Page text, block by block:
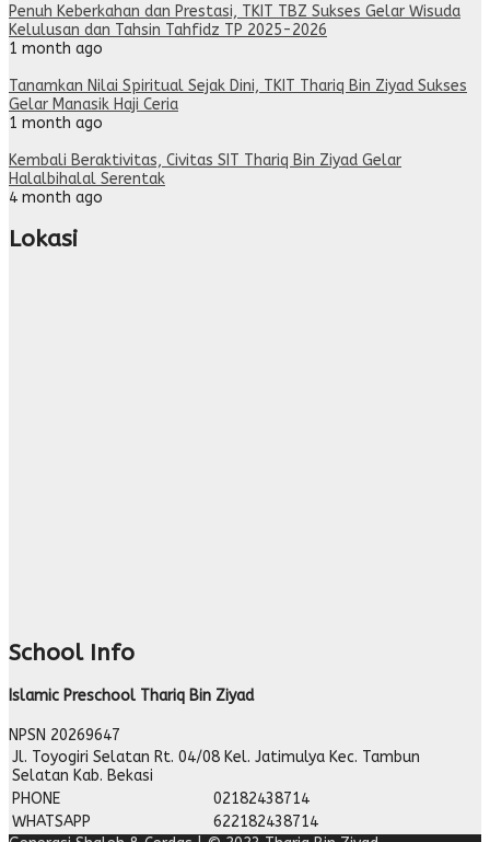
Penuh Keberkahan dan Prestasi, TKIT TBZ Sukses Gelar Wisuda
Kelulusan dan Tahsin Tahfidz TP 2025-2026
1 month ago
Tanamkan Nilai Spiritual Sejak Dini, TKIT Thariq Bin Ziyad Sukses
Gelar Manasik Haji Ceria
1 month ago
Kembali Beraktivitas, Civitas SIT Thariq Bin Ziyad Gelar
Halalbihalal Serentak
4 month ago
Lokasi
School Info
Islamic Preschool Thariq Bin Ziyad
NPSN 20269647
Jl. Toyogiri Selatan Rt. 04/08 Kel. Jatimulya Kec. Tambun
Selatan Kab. Bekasi
PHONE
02182438714
WHATSAPP
622182438714